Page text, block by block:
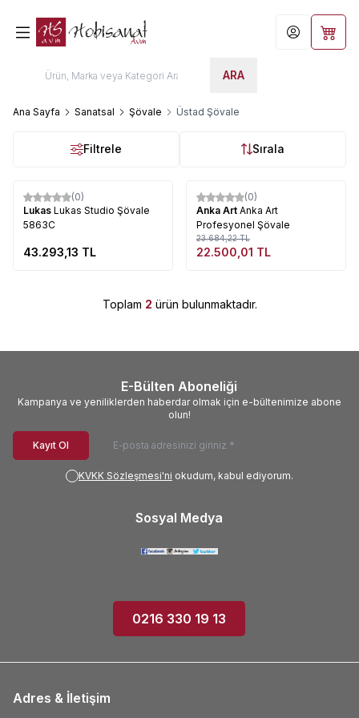
ARA
Hesabım
Ana Sayfa Sanatsal Şövale Üstad Şövale
Filtrele Sırala
(0)
Lukas Lukas Studio Şövale
5863C
43.293,13 TL
%5
(0)
Anka Art Anka Art
Profesyonel Şövale
23.684,22TL
22.500,01 TL
Toplam 2 ürün bulunmaktadır.
E-Bülten Aboneliği
Kampanya ve yeniliklerden haberdar olmak için e-bültenimize abone
olun!
Kayıt Ol
KVKK Sözleşmesi'ni okudum, kabul ediyorum.
Sosyal Medya
0216 330 19 13
Adres & İletişim